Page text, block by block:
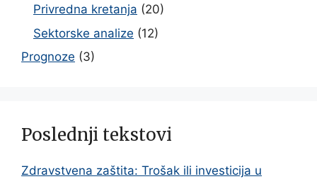
Privredna kretanja (20)
Sektorske analize (12)
Prognoze (3)
Poslednji tekstovi
Zdravstvena zaštita: Trošak ili investicija u